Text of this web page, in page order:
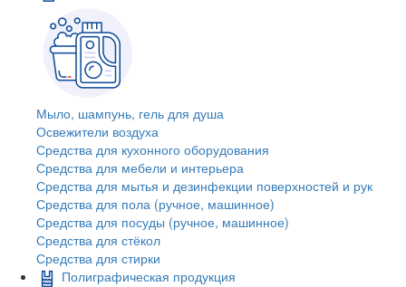
Мыло, шампунь, гель для душа
Освежители воздуха
Средства для кухонного оборудования
Средства для мебели и интерьера
Средства для мытья и дезинфекции поверхностей и рук
Средства для пола (ручное, машинное)
Средства для посуды (ручное, машинное)
Средства для стёкол
Средства для стирки
Полиграфическая продукция